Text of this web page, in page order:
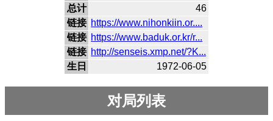
总计
46
链接 https://www.nihonkiin.or....
链接 https://www.baduk.or.kr/r...
链接 http://senseis.xmp.net/?K...
生日
1972-06-05
对局列表